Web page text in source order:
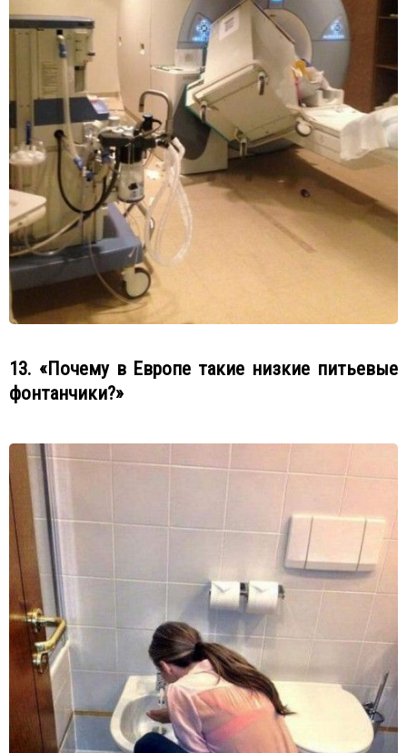
13. «Почему в Европе такие низкие питьевые
фонтанчики?»